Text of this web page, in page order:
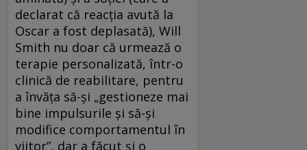
declarat că reacția avută la
Oscar a fost deplasată), Will
Smith nu doar că urmează o
terapie personalizată, într-o
clinică de reabilitare, pentru
a învăța să-și „gestioneze mai
bine impulsurile și să-și
modifice comportamentul în
viitor”, dar a făcut și o